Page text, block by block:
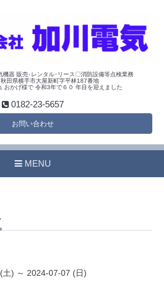
機器 販売･レンタル･リース〇消防設備等点検業務
田県横手市大屋新町字平林187番地
おかげ様で 令和3年で６０ 年目を迎えました
0182-23-5657
お問い合わせ
MENU
土) ～ 2024-07-07 (日)